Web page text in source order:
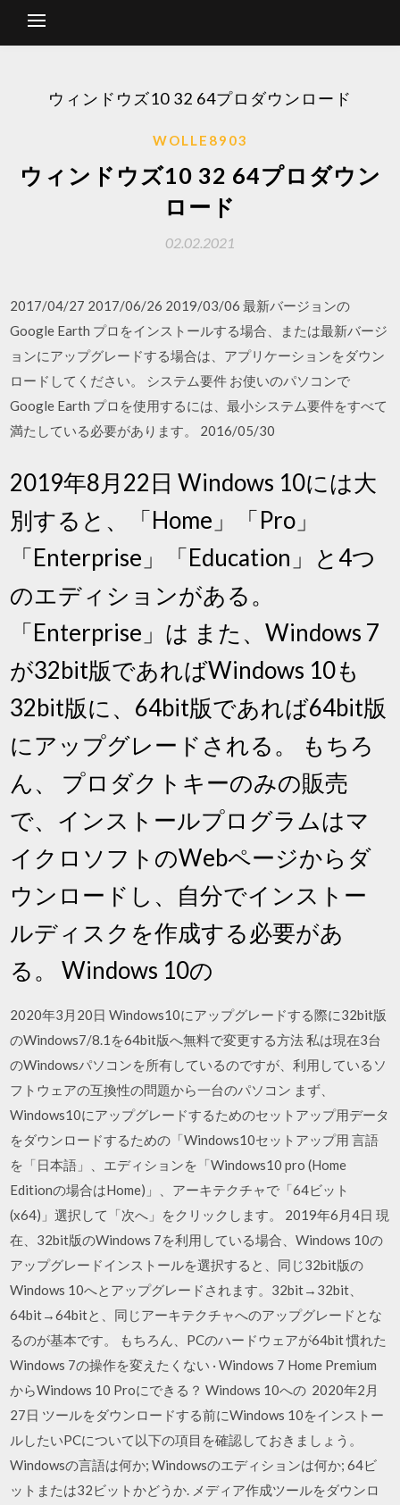
ウィンドウズ10 32 64プロダウンロード
WOLLE8903
ウィンドウズ10 32 64プロダウン
ロード
02.02.2021
2017/04/27 2017/06/26 2019/03/06 最新バージョンの
Google Earth プロをインストールする場合、または最新バージ
ョンにアップグレードする場合は、アプリケーションをダウン
ロードしてください。 システム要件 お使いのパソコンで
Google Earth プロを使用するには、最小システム要件をすべて
満たしている必要があります。 2016/05/30
2019年8月22日 Windows 10には大
別すると、「Home」「Pro」
「Enterprise」「Education」と4つ
のエディションがある。
「Enterprise」は また、Windows 7
が32bit版であればWindows 10も
32bit版に、64bit版であれば64bit版
にアップグレードされる。 もちろ
ん、 プロダクトキーのみの販売
で、インストールプログラムはマ
イクロソフトのWebページからダ
ウンロードし、自分でインストー
ルディスクを作成する必要があ
る。 Windows 10の
2020年3月20日 Windows10にアップグレードする際に32bit版
のWindows7/8.1を64bit版へ無料で変更する方法 私は現在3台
のWindowsパソコンを所有しているのですが、利用しているソ
フトウェアの互換性の問題から一台のパソコン まず、
Windows10にアップグレードするためのセットアップ用データ
をダウンロードするための「Windows10セットアップ用 言語
を「日本語」、エディションを「Windows10 pro (Home
Editionの場合はHome)」、アーキテクチャで「64ビット
(x64)」選択して「次へ」をクリックします。 2019年6月4日 現
在、32bit版のWindows 7を利用している場合、Windows 10の
アップグレードインストールを選択すると、同じ32bit版の
Windows 10へとアップグレードされます。32bit→32bit、
64bit→64bitと、同じアーキテクチャへのアップグレードとな
るのが基本です。 もちろん、PCのハードウェアが64bit 慣れた
Windows 7の操作を変えたくない · Windows 7 Home Premium
からWindows 10 Proにできる？ Windows 10への 2020年2月
27日 ツールをダウンロードする前にWindows 10をインストー
ルしたいPCについて以下の項目を確認しておきましょう。
Windowsの言語は何か; Windowsのエディションは何か; 64ビ
ットまたは32ビットかどうか. メディア作成ツールをダウンロ